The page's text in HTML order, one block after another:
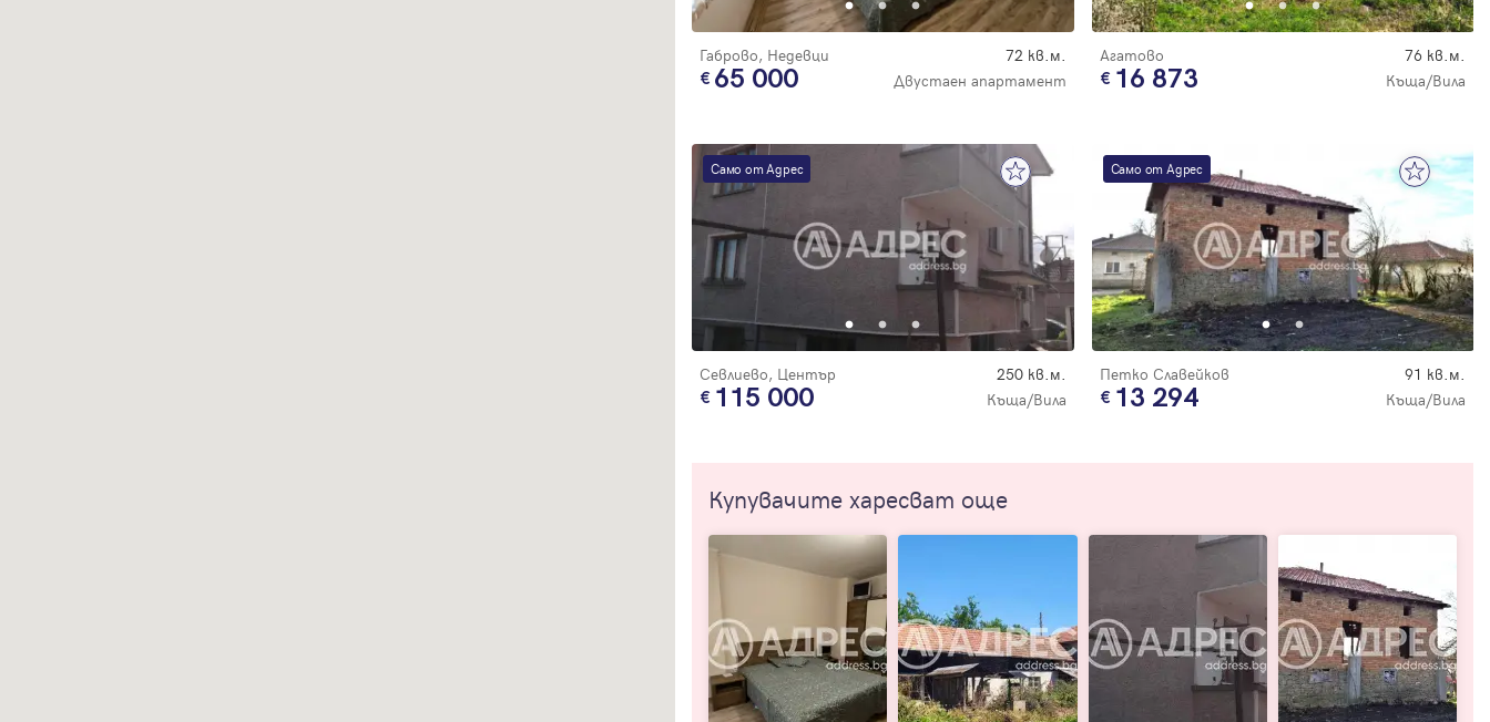
Габрово, Недевци 72 кв.м.
65 000 Двустаен апартамент
Агатово 76 кв.м.
16 873 Къща/Вила
Само от Адрес
Севлиево, Център 250 кв.м.
115 000 Къща/Вила
Само от Адрес
Петко Славейков 91 кв.м.
13 294 Къща/Вила
Купувачите харесват още